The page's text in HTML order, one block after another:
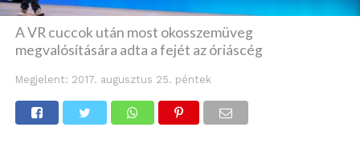
A VR cuccok után most okosszemüveg
megvalósítására adta a fejét az óriáscég
Megjelent: 2017. augusztus 25. péntek